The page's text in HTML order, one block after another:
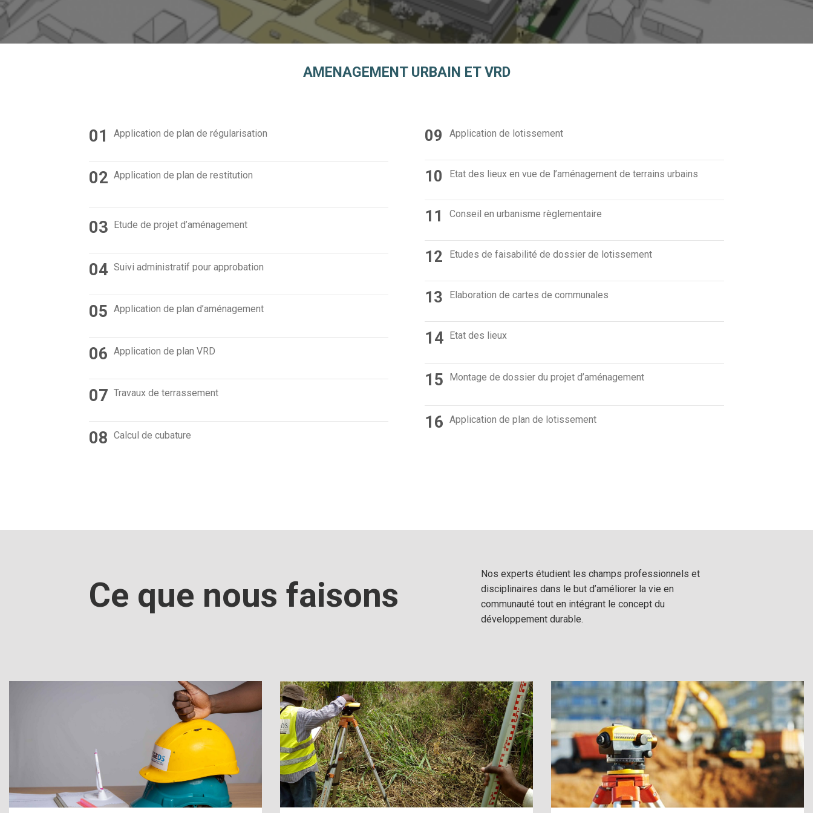
AMENAGEMENT URBAIN ET VRD
01 Application de plan de régularisation
02 Application de plan de restitution
03 Etude de projet d’aménagement
04 Suivi administratif pour approbation
05 Application de plan d’aménagement
06 Application de plan VRD
07 Travaux de terrassement
08 Calcul de cubature
09 Application de lotissement
10 Etat des lieux en vue de l’aménagement de terrains urbains
11 Conseil en urbanisme règlementaire
12 Etudes de faisabilité de dossier de lotissement
13 Elaboration de cartes de communales
14 Etat des lieux
15 Montage de dossier du projet d’aménagement
16 Application de plan de lotissement
Ce que nous faisons
Nos experts étudient les champs professionnels et
disciplinaires dans le but d’améliorer la vie en
communauté tout en intégrant le concept du
développement durable.